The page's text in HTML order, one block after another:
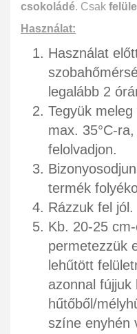
csokoládé. Csak
Használat:
Használat
legalább 2
Tegyük
max. 35°C-
felolvadjon.
termék
Rázzuk fel jól.
Kb. 20-25
permetezzük
lehűtött
azonnal
hűtőből/
színe enyhén